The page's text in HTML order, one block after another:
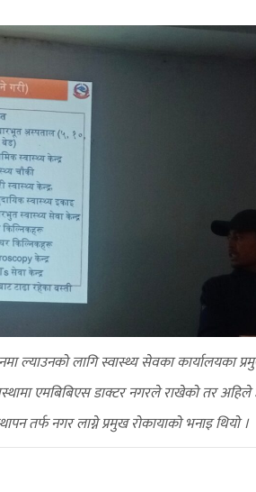
ल्याउनको लागि स्वास्थ्य सेवका कार्यालयका
एमबिबिएस डाक्टर नगरले राखेको तर
तर्फ नगर लाग्ने प्रमुख रोकायाको भनाइ थियो ।